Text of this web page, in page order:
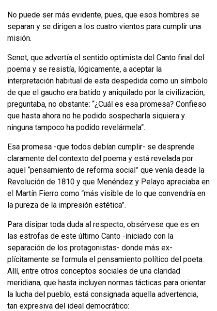
No puede ser más evidente, pues, que esos hombres se
separan y se dirigen a los cuatro vientos para cumplir una
misión.
Senet, que advertía el sentido optimista del Canto final del
poema y se resistía, lógicamente, a aceptar la
interpretación habitual de esta despedida como un sím­bolo
de que el gaucho era batido y aniquilado por la civilización,
preguntaba, no obstante: “¿Cuál es esa promesa? Confieso
que hasta ahora no he podido sospe­charla siquiera y
ninguna tampoco ha podido revelármela”.
Esa promesa -que todos debían cumplir- se desprende
claramente del contexto del poema y está revelada por
aquel “pensamiento de reforma social” que venía des­de la
Revolución de 1810 y que Menéndez y Pelayo apreciaba en
el Martín Fierro como “más visible de lo que convendría en
la pureza de la impresión estética”.
Para disipar toda duda al respecto, obsérvese que es en
las estrofas de este último Canto -iniciado con la
separación de los protagonistas- donde más ex­
plícitamente se formula el pensamiento político del poeta.
Allí, entre otros conceptos sociales de una claridad
meridiana, que hasta incluyen normas tácticas para orientar
la lucha del pueblo, está consignada aquella advertencia,
tan ex­presiva del ideal democrático: